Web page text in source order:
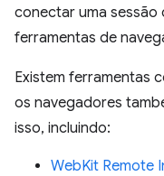
conectar uma sessão
ferramentas de
Existem ferramentas
os navegadores
isso, incluindo:
WebKit Remote